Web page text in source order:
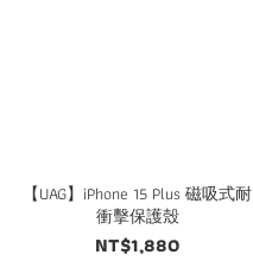
【UAG】iPhone 15 Plus 磁吸式耐
衝擊保護殼
NT$1,880